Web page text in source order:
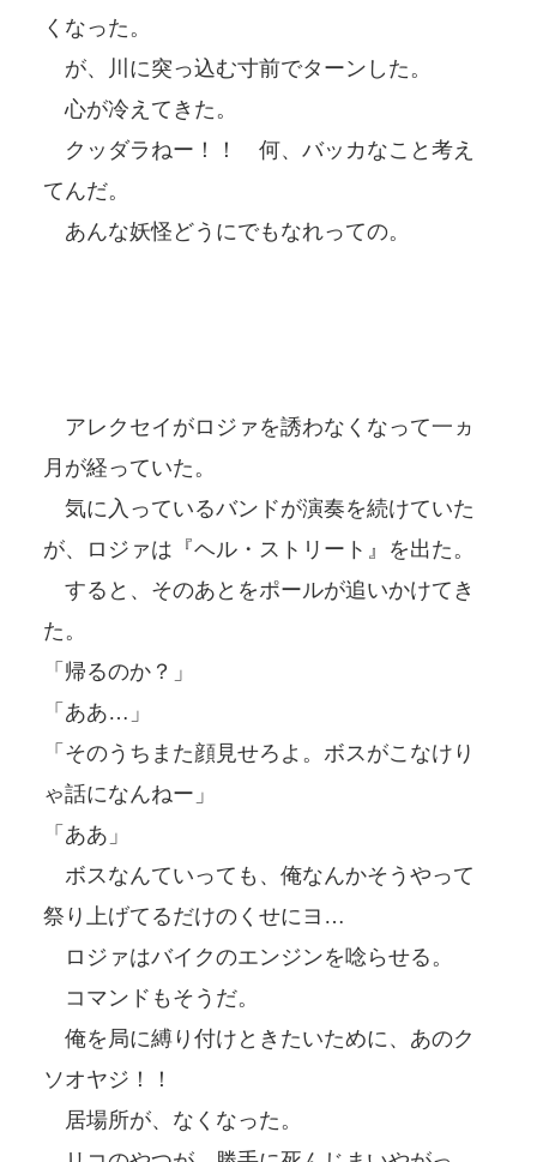
くなった。
が、川に突っ込む寸前でターンした。
心が冷えてきた。
クッダラねー！！ 何、バッカなこと考え
てんだ。
あんな妖怪どうにでもなれっての。
アレクセイがロジァを誘わなくなって一ヵ
月が経っていた。
気に入っているバンドが演奏を続けていた
が、ロジァは『ヘル・ストリート』を出た。
すると、そのあとをポールが追いかけてき
た。
「帰るのか？」
「ああ…」
「そのうちまた顔見せろよ。ボスがこなけり
ゃ話になんねー」
「ああ」
ボスなんていっても、俺なんかそうやって
祭り上げてるだけのくせにヨ…
ロジァはバイクのエンジンを唸らせる。
コマンドもそうだ。
俺を局に縛り付けときたいために、あのク
ソオヤジ！！
居場所が、なくなった。